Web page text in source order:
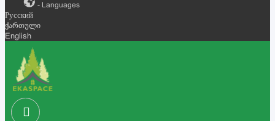
- Languages
Русский
ქართული
English